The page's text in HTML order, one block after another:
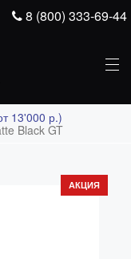
8 (800) 333-69-44
13'000 р.)
Black GT
АКЦИЯ